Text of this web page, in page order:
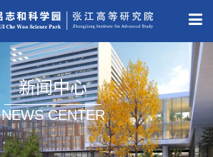
新闻中心
NEWS CENTER